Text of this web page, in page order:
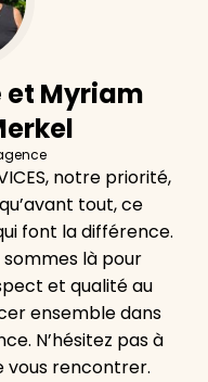
et Myriam
notre priorité,
tout, ce
font la différence.
là pour
et qualité au
ensemble dans
N’hésitez pas à
vous rencontrer.